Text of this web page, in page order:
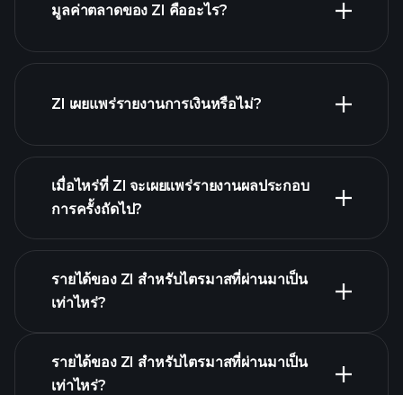
มูลค่าตลาดของ ZI คืออะไร?
ZI เผยแพร่รายงานการเงินหรือไม่?
ZI รายงานการเงิน
เมื่อไหร่ที่ ZI จะเผยแพร่รายงานผลประกอบ
การครั้งถัดไป?
ปฏิทินผลประกอบการ
รายได้ของ ZI สำหรับไตรมาสที่ผ่านมาเป็น
เท่าไหร่?
รายได้ของ ZI สำหรับไตรมาสที่ผ่านมาเป็น
เท่าไหร่?